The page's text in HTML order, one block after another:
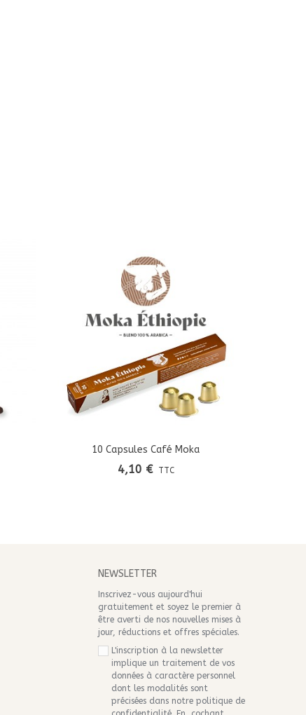
Ajouter Au Panier
10 Capsules Café Moka
4,10 € TTC
NEWSLETTER
Inscrivez-vous aujourd'hui
gratuitement et soyez le premier à
être averti de nos nouvelles mises à
jour, réductions et offres spéciales.
L'inscription à la newsletter
implique un traitement de vos
données à caractère personnel
dont les modalités sont
précisées dans notre politique de